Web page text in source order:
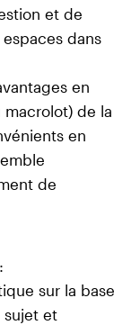
et de
dans
en
de la
en
de
sur la base
sujet et